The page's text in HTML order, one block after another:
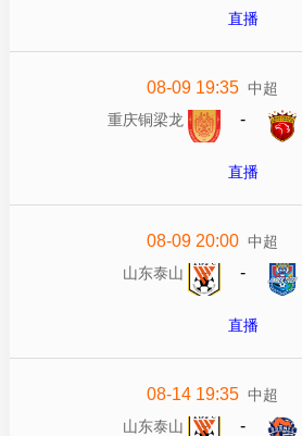
直播
08-09 19:35 中超
重庆铜梁龙
-
直播
08-09 20:00 中超
山东泰山
-
直播
08-14 19:35 中超
山东泰山
-